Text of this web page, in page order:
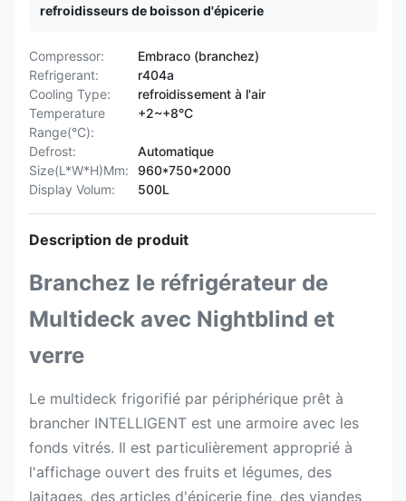
refroidisseurs de boisson d'épicerie
Compressor:
Embraco (branchez)
Refrigerant:
r404a
Cooling Type:
refroidissement à l'air
Temperature
Range(°C):
+2~+8°C
Defrost:
Automatique
Size(L*W*H)Mm:
960*750*2000
Display Volum:
500L
Description de produit
Branchez le réfrigérateur de
Multideck avec Nightblind et
verre
Le multideck frigorifié par périphérique prêt à
brancher INTELLIGENT est une armoire avec les
fonds vitrés. Il est particulièrement approprié à
l'affichage ouvert des fruits et légumes, des
laitages, des articles d'épicerie fine, des viandes